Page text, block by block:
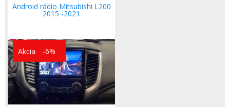
Android rádio Mitsubishi L200
2015 -2021
Akcia -6%